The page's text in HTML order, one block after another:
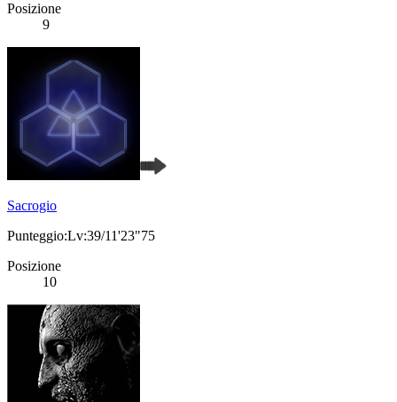
Posizione
9
Sacrogio
Punteggio:Lv:39/11'23"75
Posizione
10